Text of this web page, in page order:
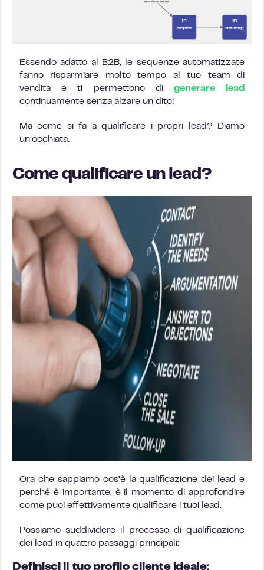
Essendo adatto al B2B, le sequenze automatizzate
fanno risparmiare molto tempo al tuo team di
vendita e ti permettono di generare lead
continuamente senza alzare un dito!
Ma come si fa a qualificare i propri lead? Diamo
un’occhiata.
Come qualificare un lead?
Ora che sappiamo cos’è la qualificazione dei lead e
perché è importante, è il momento di approfondire
come puoi effettivamente qualificare i tuoi lead.
Possiamo suddividere il processo di qualificazione
dei lead in quattro passaggi principali:
Definisci il tuo profilo cliente ideale: